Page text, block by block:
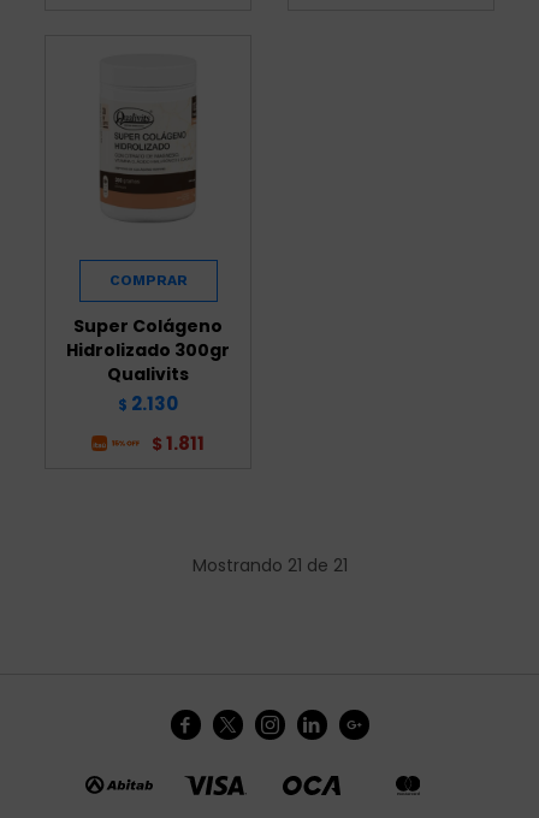
Super Colágeno
Hidrolizado 300gr
Qualivits
$ 2.130
$ 1.811
Mostrando 21 de 21
    